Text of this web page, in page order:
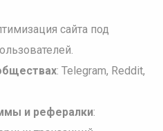
сайта под
: Telegram, Reddit,
и рефералки: